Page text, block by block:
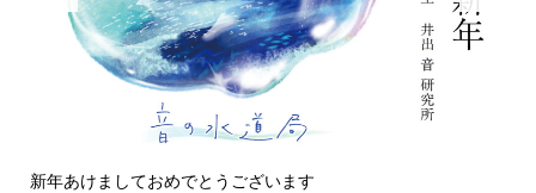
新年あけましておめでとうございます